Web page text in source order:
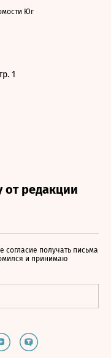
Юг
1
получать письма
и принимаю